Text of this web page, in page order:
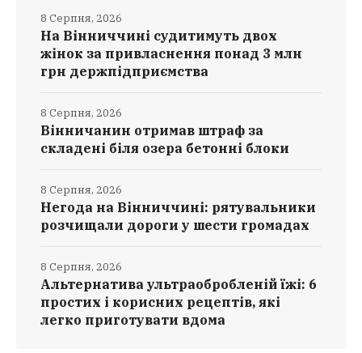
На Вінниччині судитимуть двох
жінок за привласнення понад 3 млн
грн держпідприємства
8 Серпня, 2026
Вінничанин отримав штраф за
складені біля озера бетонні блоки
8 Серпня, 2026
Негода на Вінниччині: рятувальники
розчищали дороги у шести громадах
8 Серпня, 2026
Альтернатива ультраобробленій їжі: 6
простих і корисних рецептів, які
легко приготувати вдома
8 Серпня, 2026